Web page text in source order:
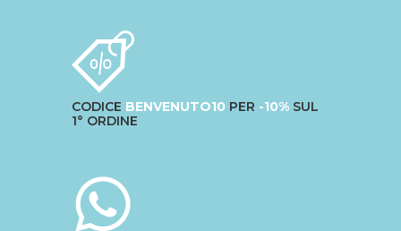
CODICE BENVENUTO10 PER -10% SUL
1° ORDINE